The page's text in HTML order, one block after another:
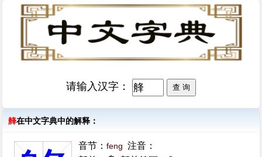
请输入汉字：
艂在中文字典中的解释：
音节：feng 注音：